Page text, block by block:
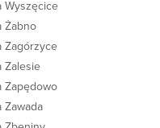
Wyszęcice
Żabno
Zagórzyce
Zalesie
Zapędowo
Zawada